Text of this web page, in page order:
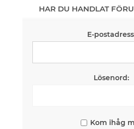
HAR DU HANDLAT
E-
Lösenord:
Kom ihåg